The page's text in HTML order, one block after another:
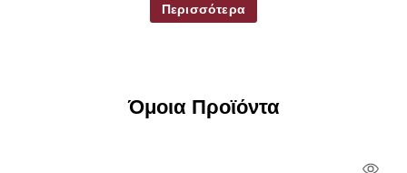
Περισσότερα
Όμοια Προϊόντα